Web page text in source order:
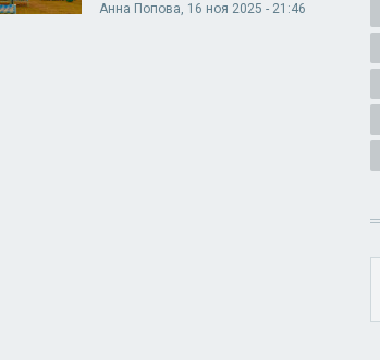
Анна Попова, 16 ноя 2025 - 21:46